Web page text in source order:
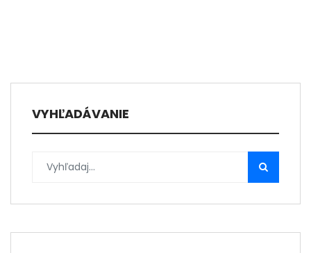
VYHĽADÁVANIE